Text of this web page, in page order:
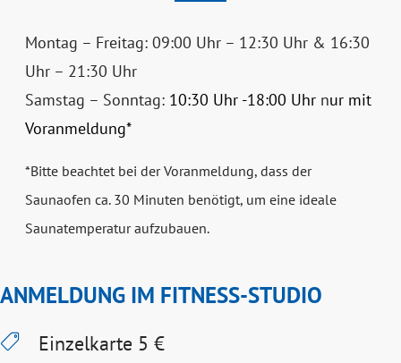
Montag – Freitag: 09:00 Uhr – 12:30 Uhr & 16:30
Uhr – 21:30 Uhr
Samstag – Sonntag: 10:30 Uhr -18:00 Uhr nur mit
Voranmeldung*
*Bitte beachtet bei der Voranmeldung, dass der
Saunaofen ca. 30 Minuten benötigt, um eine ideale
Saunatemperatur aufzubauen.
ANMELDUNG IM FITNESS-STUDIO
Einzelkarte 5 €